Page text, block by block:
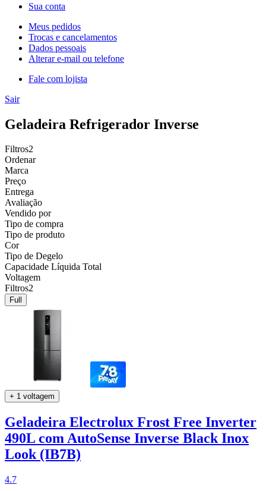
Sua conta
Meus pedidos
Trocas e cancelamentos
Dados pessoais
Alterar e-mail ou telefone
Fale com lojista
Sair
Geladeira Refrigerador Inverse
Filtros2
Ordenar
Marca
Preço
Entrega
Avaliação
Vendido por
Tipo de compra
Tipo de produto
Cor
Tipo de Degelo
Capacidade Líquida Total
Voltagem
Filtros2
Full
+ 1 voltagem
Geladeira Electrolux Frost Free Inverter
490L com AutoSense Inverse Black Inox
Look (IB7B)
4.7